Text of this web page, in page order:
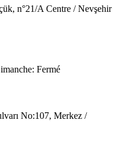
n°21/A Centre / Nevşehir
Fermé
No:107, Merkez /